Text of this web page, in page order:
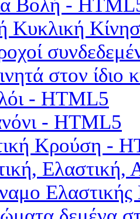
Βολή -
Κυκλική
στον
- HTML5
- HTML5
Κρούση -